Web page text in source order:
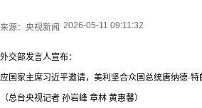
来源： 央视新闻 2026-05-11 09:11:32
外交部发言人宣布：
应国家主席习近平邀请，美利坚合众国总统唐纳德·
（总台央视记者 孙岩峰 章林 黄惠馨）